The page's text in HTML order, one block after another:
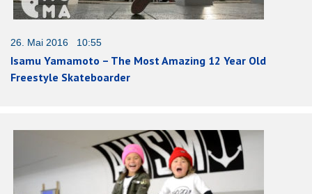
26. Mai 2016 10:55
Isamu Yamamoto – The Most Amazing 12 Year Old
Freestyle Skateboarder